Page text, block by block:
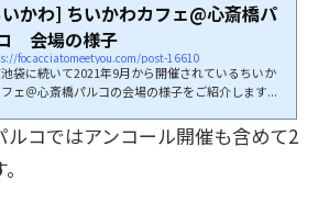
かわ] ちいかわカフェ@心斎橋パ
会場の様子
focacciatomeetyou.com/post-16610
袋に続いて2021年9月から開催されているちいか
ェ＠心斎橋パルコの会場の様子をご紹介します...
ルコではアンコール開催も含めて2